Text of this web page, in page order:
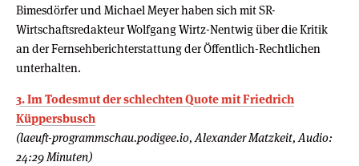
Bimesdörfer und Michael Meyer haben sich mit SR-
Wirtschaftsredakteur Wolfgang Wirtz-Nentwig über die Kritik
an der Fernsehberichterstattung der Öffentlich-Rechtlichen
unterhalten.
3. Im Todesmut der schlechten Quote mit Friedrich
Küppersbusch
(laeuft-programmschau.podigee.io, Alexander Matzkeit, Audio:
24:29 Minuten)